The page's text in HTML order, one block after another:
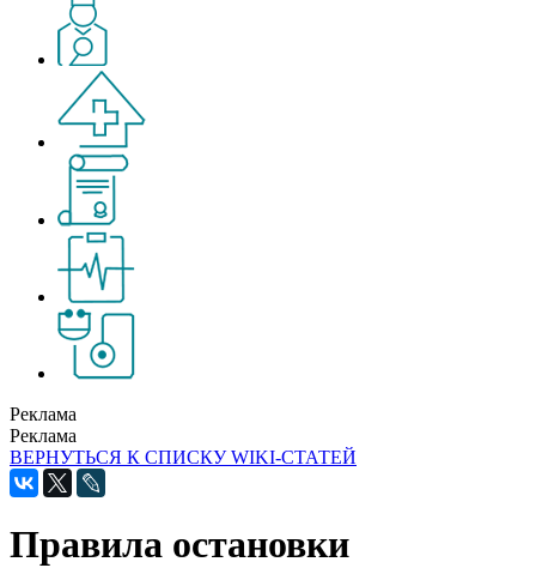
Реклама
Реклама
ВЕРНУТЬСЯ К СПИСКУ WIKI-СТАТЕЙ
Правила остановки